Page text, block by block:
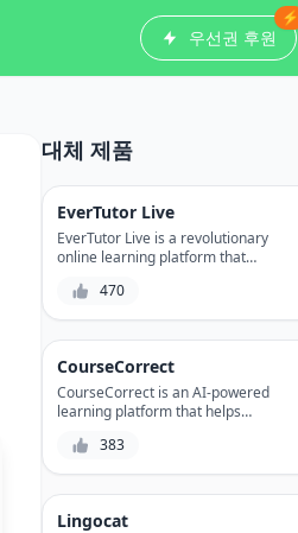
우선권 후원
⚡
대체 제품
EverTutor Live
EverTutor Live is a revolutionary
online learning platform that
in real-time, offering personalized
EverTutor Live empowers students to
learn at their own pace and achieve
academic success. Whether you're a
looking to share your expertise,
470
CourseCorrect
CourseCorrect is an AI-powered
learning platform that helps
new skills and knowledge by
383
Lingocat